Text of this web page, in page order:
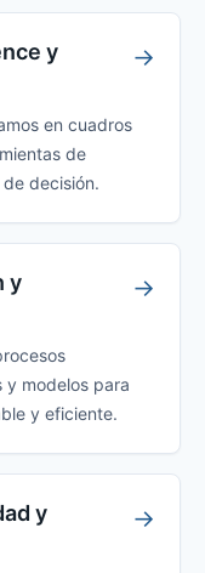
y
→
en cuadros
de
decisión.
y
→
y modelos para
y eficiente.
y
→